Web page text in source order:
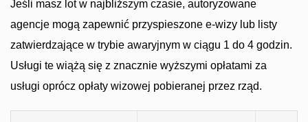
Jeśli masz lot w najbliższym czasie, autoryzowane
agencje mogą zapewnić przyspieszone e-wizy lub listy
zatwierdzające w trybie awaryjnym w ciągu 1 do 4 godzin.
Usługi te wiążą się z znacznie wyższymi opłatami za
usługi oprócz opłaty wizowej pobieranej przez rząd.